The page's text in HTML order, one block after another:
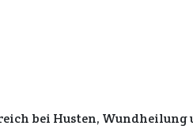
bei Husten, Wundheilung